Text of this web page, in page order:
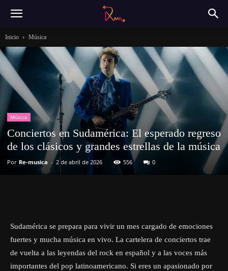
Inicio Música
Música
Conciertos en Sudamérica: El esperado regreso
de los clásicos y grandes estrellas de la música
Por Re-musica - 2 de abril de 2026 556 0
Sudamérica se prepara para vivir un mes cargado de emociones
fuertes y mucha música en vivo. La cartelera de conciertos trae
de vuelta a las leyendas del rock en español y a las voces más
importantes del pop latinoamericano. Si eres un apasionado por